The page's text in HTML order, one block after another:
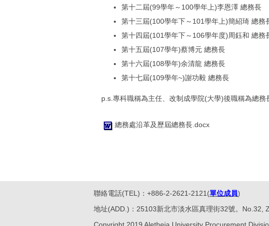
第十二屆(99學年～100學年上)李恩澤 總務長
第十三屆(100學年下～101學年上)簡紹琦 總務
第十四屆(101學年下～106學年度)周鈺和 總務
第十五屆(107學年)蔡博元 總務長
第十六屆(108學年)余清龍 總務長
第十七屆(109學年~)謝功毅 總務長
p.s.專科職稱為主任、改制成學院(大學)後職稱為總務
總務處沿革及歷屆總務長.docx
聯絡電話(TEL)：+886-2-2621-2121(單位成員)
地址(ADD.)：25103新北市淡水區真理街32號。No.32,
Copyright 2019 Aletheia University Procurement